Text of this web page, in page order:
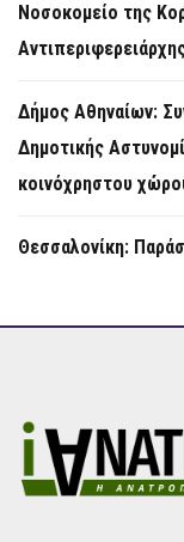
Νοσοκομείο της
Δήμος Αθηναίων:
Δημοτικής
κοινόχρηστου
Θεσσαλονίκη: